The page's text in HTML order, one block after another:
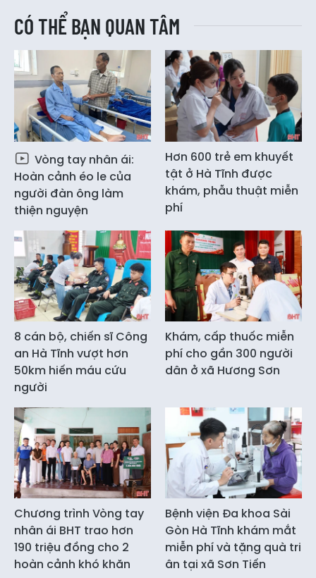
CÓ THỂ BẠN QUAN TÂM
Vòng tay nhân ái:
Hoàn cảnh éo le của
người đàn ông làm
thiện nguyện
Hơn 600 trẻ em khuyết
tật ở Hà Tĩnh được
khám, phẫu thuật miễn
phí
8 cán bộ, chiến sĩ Công
an Hà Tĩnh vượt hơn
50km hiến máu cứu
người
Khám, cấp thuốc miễn
phí cho gần 300 người
dân ở xã Hương Sơn
Chương trình Vòng tay
nhân ái BHT trao hơn
190 triệu đồng cho 2
hoàn cảnh khó khăn
Bệnh viện Đa khoa Sài
Gòn Hà Tĩnh khám mắt
miễn phí và tặng quà tri
ân tại xã Sơn Tiến